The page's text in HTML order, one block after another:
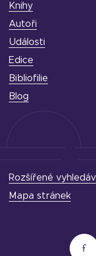
Knihy
Autoři
Události
Edice
Bibliofilie
Blog
Rozšířené
Mapa stránek